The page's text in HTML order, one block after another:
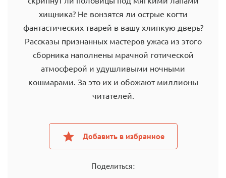
хищника? Не вонзятся ли острые когти
фантастических тварей в вашу хлипкую дверь?
Рассказы признанных мастеров ужаса из этого
сборника наполнены мрачной готической
атмосферой и удушливыми ночными
кошмарами. За это их и обожают миллионы
читателей.
Добавить в избранное
Поделиться: